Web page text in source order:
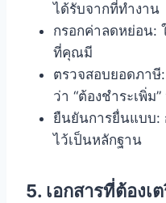
ได้รับจากที่ทำงาน
กรอกค่าลดหย่อน:
ที่คุณมี
ตรวจสอบยอดภา
ว่า “ต้องชำระเพิ่ม
ยืนยันการยื่นแบบ:
ไว้เป็นหลักฐาน
5. เอกสารที่ต้องเ